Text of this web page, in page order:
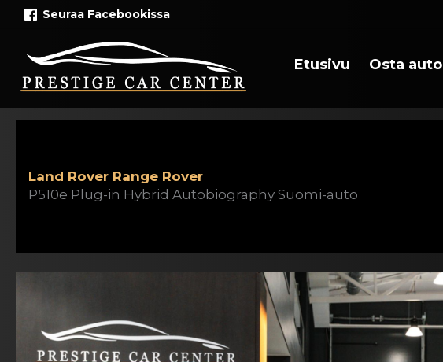
Siirry
Seuraa Facebookissa
Etusivu Osta auto
Land Rover Range Rover
P510e Plug-in Hybrid Autobiography Suomi-auto